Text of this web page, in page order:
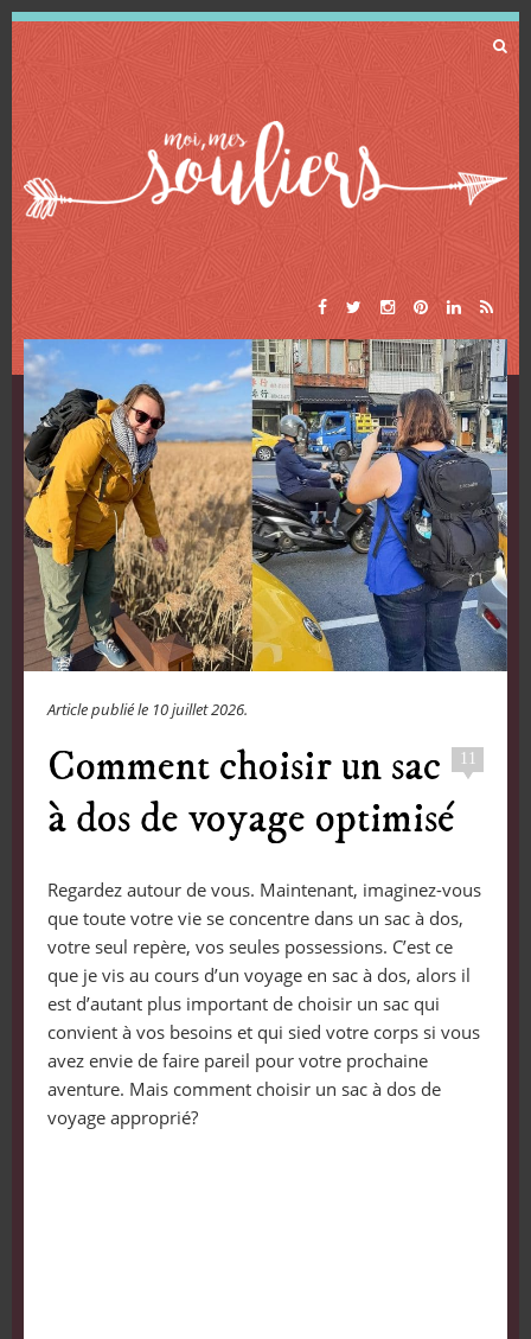
Article publié le 10 juillet 2026.
11
Comment choisir un sac
à dos de voyage optimisé
Regardez autour de vous. Maintenant, imaginez-vous
que toute votre vie se concentre dans un sac à dos,
votre seul repère, vos seules possessions. C’est ce
que je vis au cours d’un voyage en sac à dos, alors il
est d’autant plus important de choisir un sac qui
convient à vos besoins et qui sied votre corps si vous
avez envie de faire pareil pour votre prochaine
aventure. Mais comment choisir un sac à dos de
voyage approprié?